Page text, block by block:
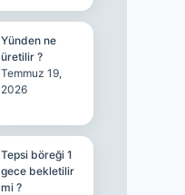
Yünden ne
üretilir ?
Temmuz 19,
2026
Tepsi böreği 1
gece bekletilir
mi ?